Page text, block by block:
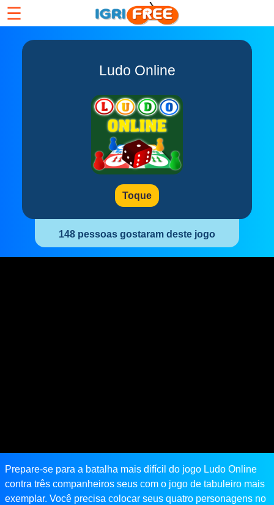
☰
Ludo Online
Toque
148 pessoas gostaram deste jogo
Prepare-se para a batalha mais difícil do jogo Ludo Online
contra três companheiros seus com o jogo de tabuleiro mais
exemplar. Você precisa colocar seus quatro personagens no